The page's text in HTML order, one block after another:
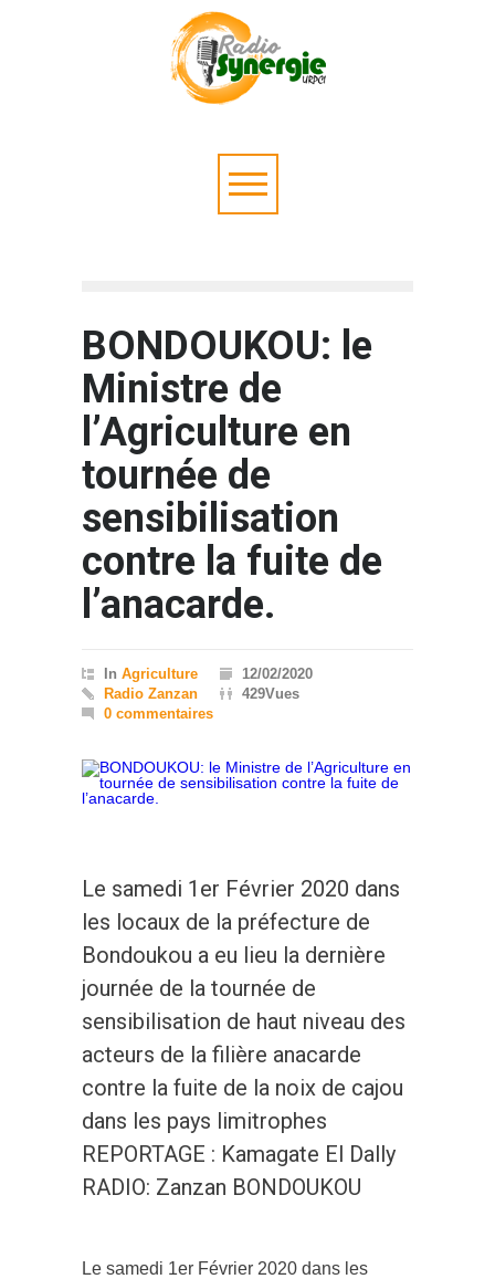
BONDOUKOU: le
Ministre de
l’Agriculture en
tournée de
sensibilisation
contre la fuite de
l’anacarde.
In Agriculture
12/02/2020
Radio Zanzan
429Vues
0 commentaires
Le samedi 1er Février 2020 dans
les locaux de la préfecture de
Bondoukou a eu lieu la dernière
journée de la tournée de
sensibilisation de haut niveau des
acteurs de la filière anacarde
contre la fuite de la noix de cajou
dans les pays limitrophes
REPORTAGE : Kamagate El Dally
RADIO: Zanzan BONDOUKOU
Le samedi 1er Février 2020 dans les